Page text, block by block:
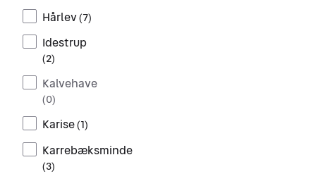
Hårlev(7)
Idestrup
(2)
Kalvehave
(0)
Karise(1)
Karrebæksminde
(3)